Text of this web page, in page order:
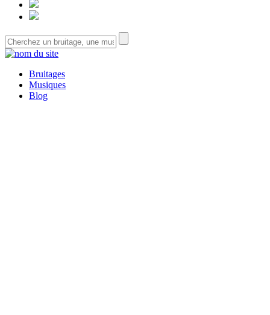
Bruitages
Musiques
Blog